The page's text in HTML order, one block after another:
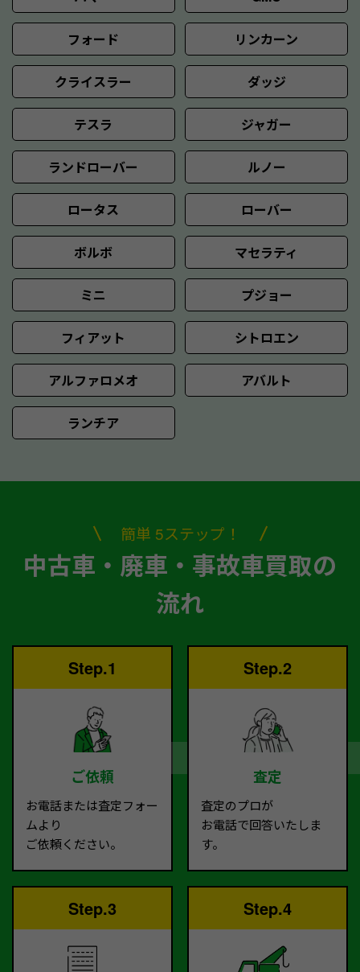
フォード リンカーン
クライスラー ダッジ
テスラ ジャガー
ランドローバー ルノー
ロータス ローバー
ボルボ マセラティ
ミニ プジョー
フィアット シトロエン
アルファロメオ アバルト
ランチア
簡単 5ステップ！
中古車・廃車・事故車買取の
流れ
Step.1
ご依頼
お電話または査定フォー
ムより
ご依頼ください。
Step.2
査定
査定のプロが
お電話で回答いたしま
す。
Step.3 Step.4